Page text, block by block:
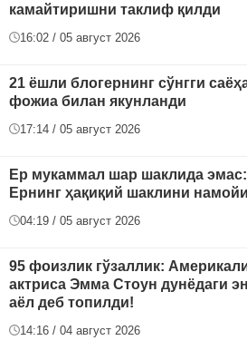
камайтиришни таклиф қилди
16:02 / 05 август 2026
21 ёшли блогернинг сўнгги
фожиа билан якунланди
17:14 / 05 август 2026
Ер мукаммал шар шаклида
Ернинг ҳақиқий шаклини
04:19 / 05 август 2026
95 фоизлик гўзаллик:
актриса Эмма Стоун дунёдаги
аёл деб топилди!
14:16 / 04 август 2026